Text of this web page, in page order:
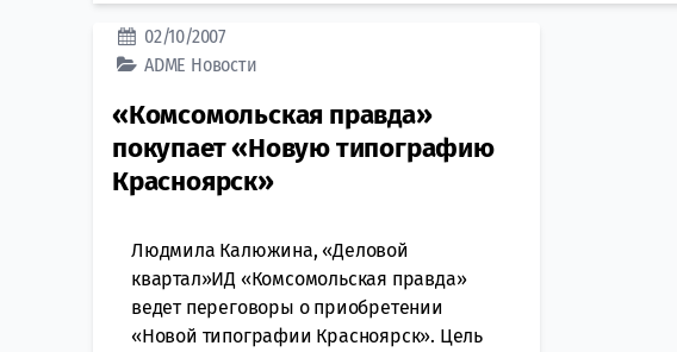
02/10/2007
ADME Новости
«Комсомольская правда»
покупает «Новую типографию
Красноярск»
Людмила Калюжина, «Деловой
квартал»ИД «Комсомольская правда»
ведет переговоры о приобретении
«Новой типографии Красноярск». Цель